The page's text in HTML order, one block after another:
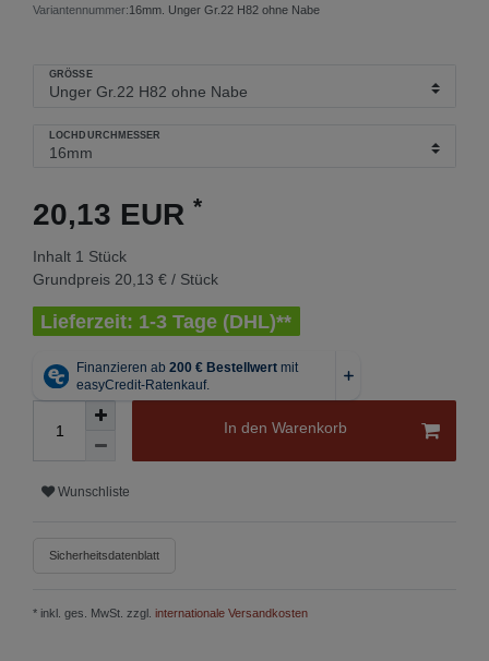
Variantennummer:16mm. Unger Gr.22 H82 ohne Nabe
GRÖSSE
LOCHDURCHMESSER
20,13 EUR *
Inhalt 1 Stück
Grundpreis 20,13 € / Stück
Lieferzeit: 1-3 Tage (DHL)**
In den Warenkorb
Wunschliste
Sicherheitsdatenblatt
* inkl. ges. MwSt. zzgl. internationale Versandkosten